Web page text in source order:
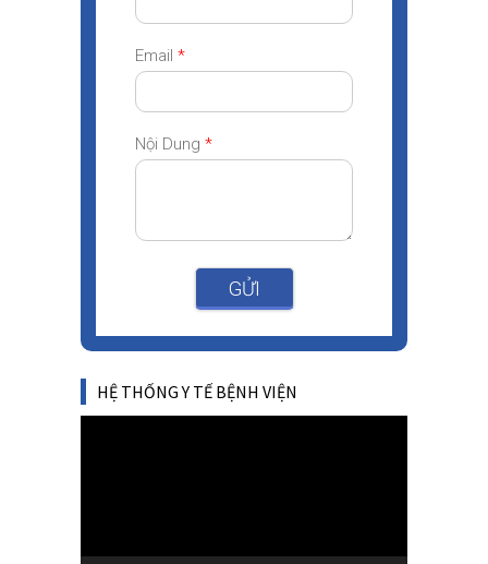
Email *
Nội Dung *
GỬI
HỆ THỐNG Y TẾ BỆNH VIỆN